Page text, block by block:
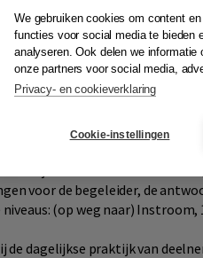
is niet altijd makkelijk, omdat
schrijven en spreken.
rond situaties uit het
voor de begeleider, de
(op weg naar) Instroom,
de dagelijkse praktijk van
We gebruiken cookies om content
functies voor social media te bieden
analyseren. Ook delen we
onze partners voor social media,
Privacy- en cookieverklaring
Cookie-instellingen